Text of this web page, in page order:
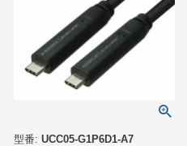
型番: UCC05-G1P6D1-A7